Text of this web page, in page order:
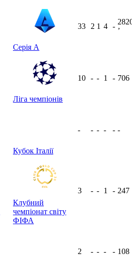
Серія А
33 2 1 4 -
ʼ
Ліга чемпіонів
10 - - 1 - 706
Кубок Італії
- - - - - -
Клубний
чемпіонат світу
ФІФА
3 - - 1 - 247
2 - - - - 108